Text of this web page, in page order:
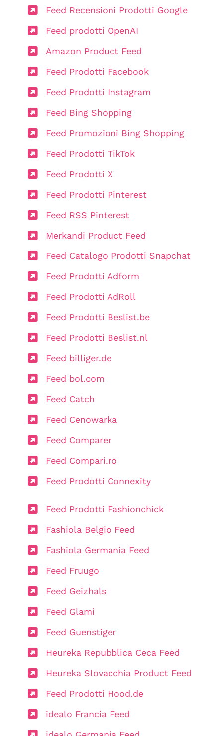
Feed Recensioni Prodotti Google
Feed prodotti OpenAI
Amazon Product Feed
Feed Prodotti Facebook
Feed Prodotti Instagram
Feed Bing Shopping
Feed Promozioni Bing Shopping
Feed Prodotti TikTok
Feed Prodotti X
Feed Prodotti Pinterest
Feed RSS Pinterest
Merkandi Product Feed
Feed Catalogo Prodotti Snapchat
Feed Prodotti Adform
Feed Prodotti AdRoll
Feed Prodotti Beslist.be
Feed Prodotti Beslist.nl
Feed billiger.de
Feed bol.com
Feed Catch
Feed Cenowarka
Feed Comparer
Feed Compari.ro
Feed Prodotti Connexity
Feed Prodotti Fashionchick
Fashiola Belgio Feed
Fashiola Germania Feed
Feed Fruugo
Feed Geizhals
Feed Glami
Feed Guenstiger
Heureka Repubblica Ceca Feed
Heureka Slovacchia Product Feed
Feed Prodotti Hood.de
idealo Francia Feed